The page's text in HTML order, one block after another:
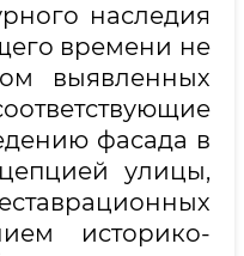
наследия
времени не
выявленных
фасада в
улицы,
историко-